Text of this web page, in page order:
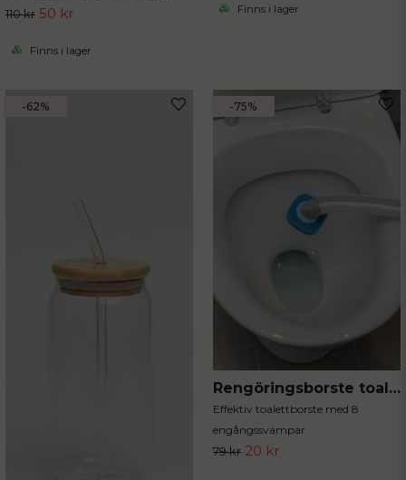
110 kr 50 kr
Finns i lager
Finns i lager
-62%
Rengöringsborste toalett med engångssvampar
Effektiv toalettborste med 8
engångssvampar
79 kr 20 kr
-75%